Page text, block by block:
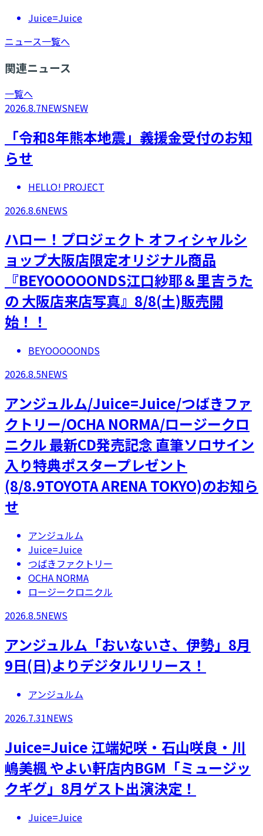
Juice=Juice
ニュース一覧へ
関連ニュース
一覧へ
2026.8.7NEWSNEW
「令和8年熊本地震」義援金受付のお知
らせ
HELLO! PROJECT
2026.8.6NEWS
ハロー！プロジェクト オフィシャルシ
ョップ大阪店限定オリジナル商品
『BEYOOOOONDS江口紗耶＆里吉うた
の 大阪店来店写真』8/8(土)販売開
始！！
BEYOOOOONDS
2026.8.5NEWS
アンジュルム/Juice=Juice/つばきファ
クトリー/OCHA NORMA/ロージークロ
ニクル 最新CD発売記念 直筆ソロサイン
入り特典ポスタープレゼント
(8/8.9TOYOTA ARENA TOKYO)のお知ら
せ
アンジュルム
Juice=Juice
つばきファクトリー
OCHA NORMA
ロージークロニクル
2026.8.5NEWS
アンジュルム「おいないさ、伊勢」8月
9日(日)よりデジタルリリース！
アンジュルム
2026.7.31NEWS
Juice=Juice 江端妃咲・石山咲良・川
嶋美楓 やよい軒店内BGM「ミュージッ
クギグ」8月ゲスト出演決定！
Juice=Juice